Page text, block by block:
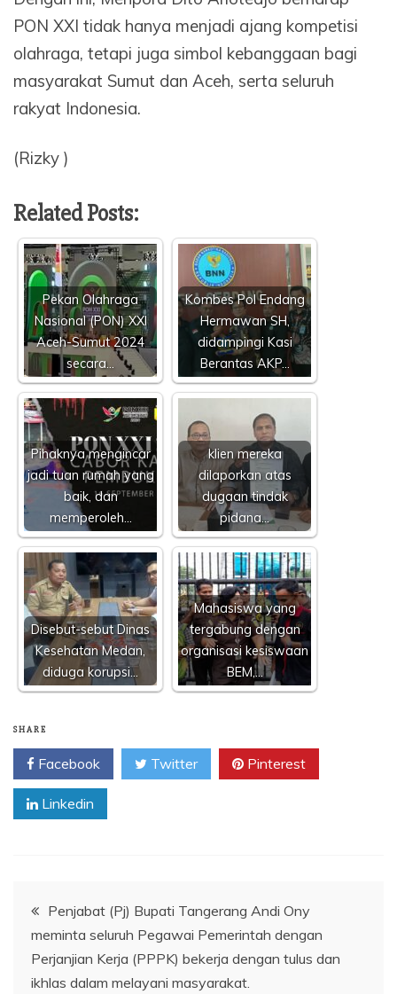
PON XXI tidak hanya menjadi ajang kompetisi
olahraga, tetapi juga simbol kebanggaan bagi
masyarakat Sumut dan Aceh, serta seluruh
rakyat Indonesia.
(Rizky )
Related Posts:
Pekan Olahraga
Nasional (PON) XXI
Aceh-Sumut 2024
secara…
Kombes Pol Endang
Hermawan SH,
didampingi Kasi
Berantas AKP…
Pihaknya mengincar
jadi tuan rumah yang
baik, dan
memperoleh…
klien mereka
dilaporkan atas
dugaan tindak
pidana…
Disebut-sebut Dinas
Kesehatan Medan,
diduga korupsi…
Mahasiswa yang
tergabung dengan
organisasi kesiswaan
BEM,…
SHARE
Facebook Twitter Pinterest
Linkedin
Navigasi
pos
Penjabat (Pj) Bupati Tangerang Andi Ony
meminta seluruh Pegawai Pemerintah dengan
Perjanjian Kerja (PPPK) bekerja dengan tulus dan
ikhlas dalam melayani masyarakat.